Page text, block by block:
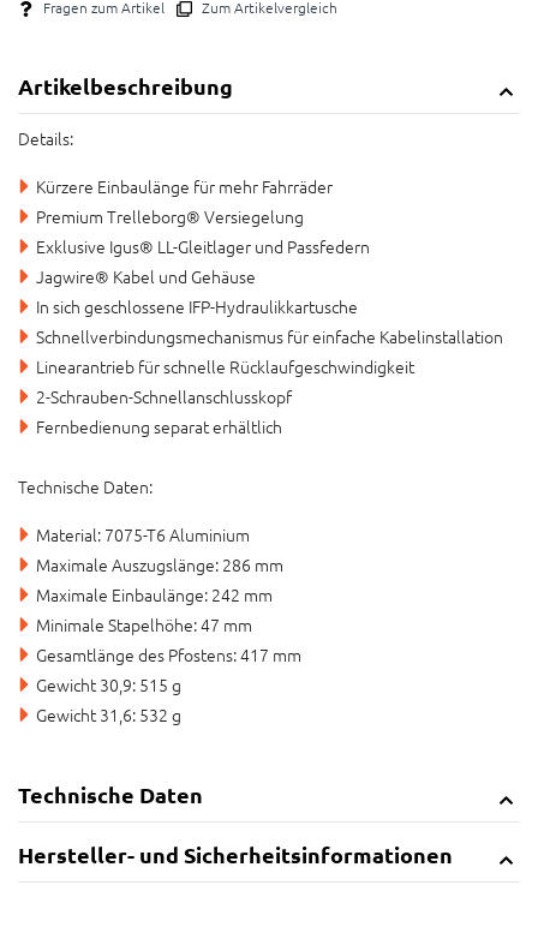
Fragen zum Artikel Zum Artikelvergleich
Artikelbeschreibung
Details:
Kürzere Einbaulänge für mehr Fahrräder
Premium Trelleborg® Versiegelung
Exklusive Igus® LL-Gleitlager und Passfedern
Jagwire® Kabel und Gehäuse
In sich geschlossene IFP-Hydraulikkartusche
Schnellverbindungsmechanismus für einfache Kabelinstallation
Linearantrieb für schnelle Rücklaufgeschwindigkeit
2-Schrauben-Schnellanschlusskopf
Fernbedienung separat erhältlich
Technische Daten:
Material: 7075-T6 Aluminium
Maximale Auszugslänge: 286 mm
Maximale Einbaulänge: 242 mm
Minimale Stapelhöhe: 47 mm
Gesamtlänge des Pfostens: 417 mm
Gewicht 30,9: 515 g
Gewicht 31,6: 532 g
Technische Daten
Hersteller- und Sicherheitsinformationen